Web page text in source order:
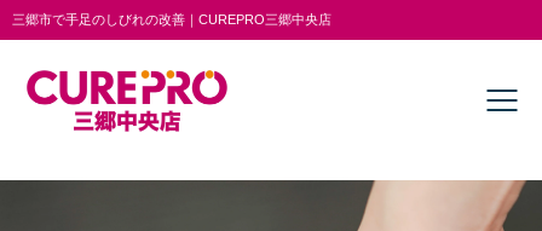
三郷市で手足のしびれの改善｜CUREPRO三郷中央店